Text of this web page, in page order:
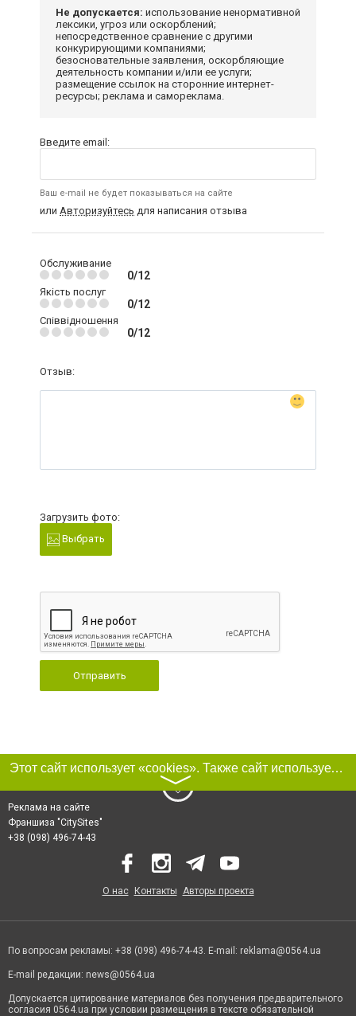
Не допускается: использование ненормативной
лексики, угроз или оскорблений;
непосредственное сравнение с другими
конкурирующими компаниями;
безосновательные заявления, оскорбляющие
деятельность компании и/или ее услуги;
размещение ссылок на сторонние интернет-
ресурсы; реклама и самореклама.
Введите email:
Ваш e-mail не будет показываться на сайте
или Авторизуйтесь для написания отзыва
Обслуживание
0/12
Якість послуг
0/12
Співвідношення
0/12
Отзыв:
Загрузить фото:
Выбрать
Отправить
Этот сайт использует «cookies». Также сайт использует интернет-сервис для сбора технических данных касательно посетителей с целью получения маркетинговой и статистической информации. Условия обработки данных посетителей сайта см.
〉
Реклама на сайте
Франшиза "CitySites"
+38 (098) 496-74-43
О нас Контакты Авторы проекта
По вопросам рекламы: +38 (098) 496-74-43. E-mail: reklama@0564.ua
E-mail редакции: news@0564.ua
Допускается цитирование материалов без получения предварительного
согласия 0564.ua при условии размещения в тексте обязательной